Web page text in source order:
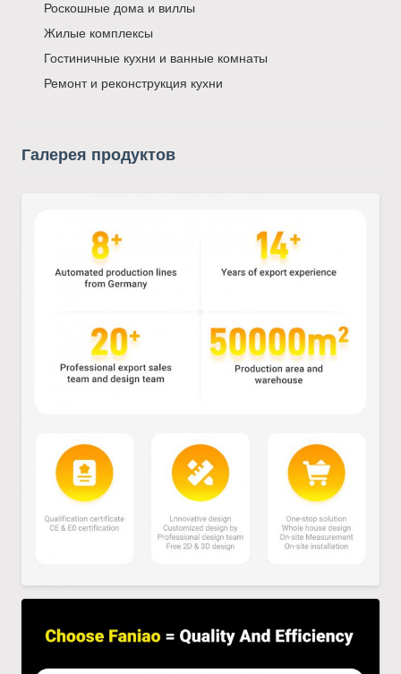
Роскошные дома и виллы
Жилые комплексы
Гостиничные кухни и ванные комнаты
Ремонт и реконструкция кухни
Галерея продуктов